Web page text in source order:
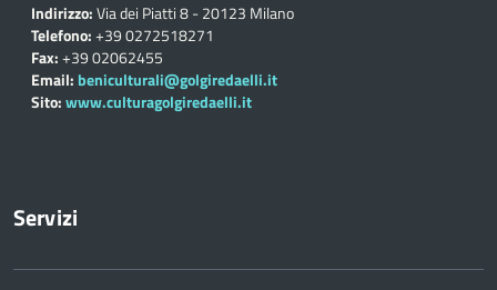
Indirizzo:Via dei Piatti 8 - 20123 Milano
Telefono:+39 0272518271
Fax:+39 02062455
Email: beniculturali@golgiredaelli.it
Sito:www.culturagolgiredaelli.it
Servizi